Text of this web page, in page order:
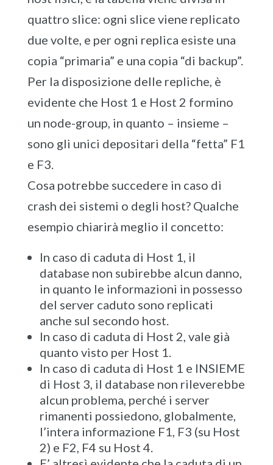
quattro slice: ogni slice viene replicato
due volte, e per ogni replica esiste una
copia “primaria” e una copia “di backup”.
Per la disposizione delle repliche, è
evidente che Host 1 e Host 2 formino
un node-group, in quanto – insieme –
sono gli unici depositari della “fetta” F1
e F3.
Cosa potrebbe succedere in caso di
crash dei sistemi o degli host? Qualche
esempio chiarirà meglio il concetto:
In caso di caduta di Host 1, il
database non subirebbe alcun danno,
in quanto le informazioni in possesso
del server caduto sono replicati
anche sul secondo host.
In caso di caduta di Host 2, vale già
quanto visto per Host 1.
In caso di caduta di Host 1 e INSIEME
di Host 3, il database non rileverebbe
alcun problema, perché i server
rimanenti possiedono, globalmente,
l’intera informazione F1, F3 (su Host
2) e F2, F4 su Host 4.